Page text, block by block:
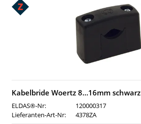
Kabelbride Woertz 8…16mm schwarz
ELDAS®-Nr:
120000317
Lieferanten-Art-Nr:
4378ZA